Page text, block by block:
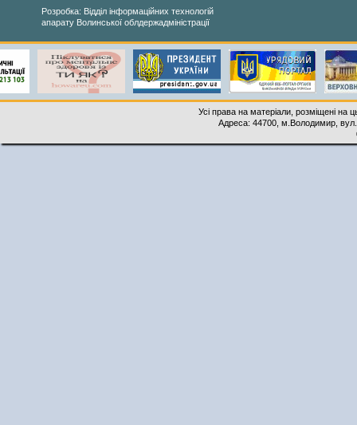
Розробка: Відділ інформаційних технологій
апарату Волинської облдержадміністрації
Усі права на матеріали, розміщені на
Адреса: 44700, м.Володимир,